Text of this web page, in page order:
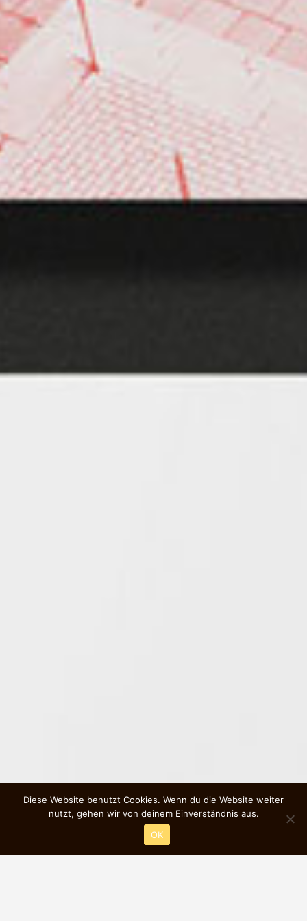
Diese Website benutzt Cookies. Wenn du die Website weiter
nutzt, gehen wir von deinem Einverständnis aus.
OK